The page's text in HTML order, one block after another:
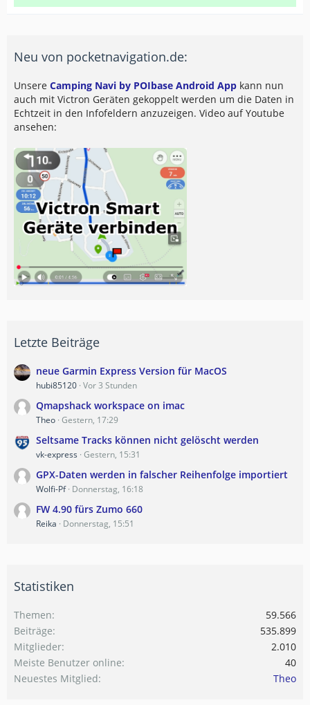
Neu von pocketnavigation.de:
Unsere Camping Navi by POIbase Android App kann nun
auch mit Victron Geräten gekoppelt werden um die Daten in
Echtzeit in den Infofeldern anzuzeigen. Video auf Youtube
ansehen:
Letzte Beiträge
neue Garmin Express Version für MacOS
hubi85120 Vor 3 Stunden
Qmapshack workspace on imac
Theo Gestern, 17:29
Seltsame Tracks können nicht gelöscht werden
vk-express Gestern, 15:31
GPX-Daten werden in falscher Reihenfolge importiert
Wolfi-Pf Donnerstag, 16:18
FW 4.90 fürs Zumo 660
Reika Donnerstag, 15:51
Statistiken
Themen
59.566
Beiträge
535.899
Mitglieder
2.010
Meiste Benutzer online
40
Neuestes Mitglied
Theo